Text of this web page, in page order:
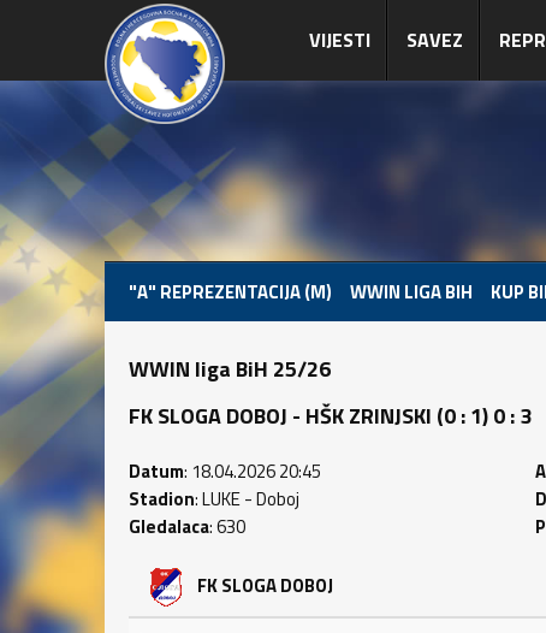
VIJESTI SAVEZ
"A" REPREZENTACIJA (M) WWIN LIGA BIH KUP
WWIN liga BiH 25/26
FK SLOGA DOBOJ - HŠK ZRINJSKI (0 : 1) 0 : 3
Datum: 18.04.2026 20:45
Stadion: LUKE - Doboj
Gledalaca: 630
FK SLOGA DOBOJ